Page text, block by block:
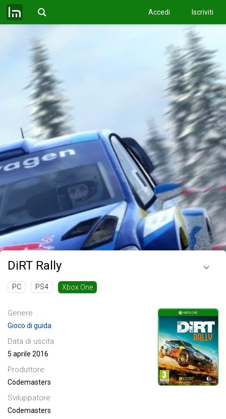
Accedi Iscriviti
DiRT Rally
PC PS4 Xbox One
Genere
Gioco di guida
Data di uscita
5 aprile 2016
Produttore
Codemasters
Sviluppatore
Codemasters